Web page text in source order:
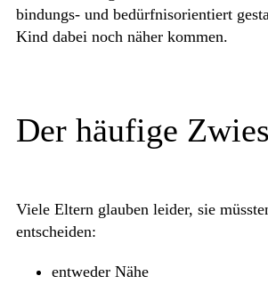
bindungs- und bedürfnisorientiert
Kind dabei noch näher kommen.
Der häufige
Viele Eltern glauben leider, sie
entscheiden:
entweder Nähe